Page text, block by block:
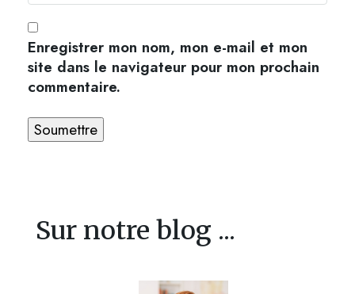
Enregistrer mon nom, mon e-mail et mon
site dans le navigateur pour mon prochain
commentaire.
Sur notre blog ...